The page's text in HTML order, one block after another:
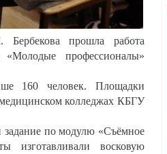
Бербекова прошла работа
профессионалы»
160 человек. Площадки
медицинском колледжах КБГУ
задание по модулю «Съёмное
изготавливали восковую